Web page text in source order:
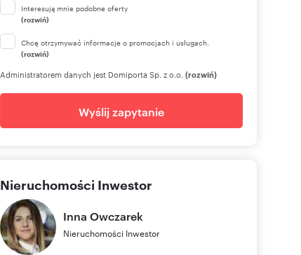
Interesują mnie podobne oferty
(rozwiń)
Chcę otrzymywać informacje o promocjach i usługach.
(rozwiń)
Administratorem danych jest Domiporta Sp. z o.o. (rozwiń)
Wyślij zapytanie
Nieruchomości Inwestor
Inna Owczarek
Nieruchomości Inwestor